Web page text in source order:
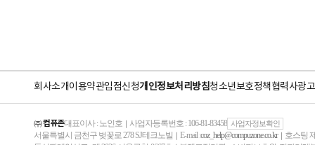
회사소개이용약관입점신청개인정보처리방침청소년보호정책협력사광
㈜ 컴퓨존대표이사 : 노인호 ｜ 사업자등록번호 : 106-81-83458 사업자정보확인
서울특별시 금천구 벚꽃로 278 SJ테크노빌 ｜ E-mail :coz_help@compuzone.co.kr｜ 호스팅